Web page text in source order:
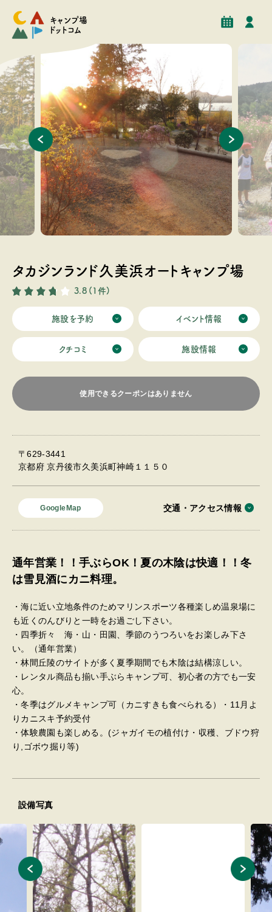
キャンプ場
ドットコム
予約 施設情報
タカジンランド久美浜オートキャンプ場
3.8 (1件)
施設を予約 イベント情報
クチコミ 施設情報
使用できるクーポンはありません
〒629-3441
京都府 京丹後市久美浜町神崎１１５０
GoogleMap 交通・アクセス情報
通年営業！！手ぶらOK！夏の木陰は快適！！冬
は雪見酒にカニ料理。
・海に近い立地条件のためマリンスポーツ各種楽しめ温泉場に
も近くのんびりと一時をお過ごし下さい。
・四季折々 海・山・田園、季節のうつろいをお楽しみ下さ
い。（通年営業）
・林間丘陵のサイトが多く夏季期間でも木陰は結構涼しい。
・レンタル商品も揃い手ぶらキャンプ可、初心者の方でも一安
心。
・冬季はグルメキャンプ可（カニすきも食べられる）・11月よ
りカニスキ予約受付
・体験農園も楽しめる。(ジャガイモの植付け・収穫、ブドウ狩
り,ゴボウ掘り等)
設備写真